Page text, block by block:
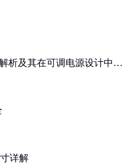
析及其在可调电源设计中的
详解